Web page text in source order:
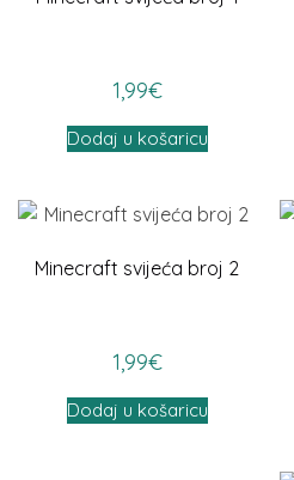
1,99€
Dodaj u košaricu
Minecraft svijeća broj 2
1,99€
Dodaj u košaricu